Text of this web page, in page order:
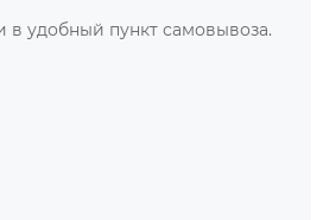
в удобный пункт самовывоза.